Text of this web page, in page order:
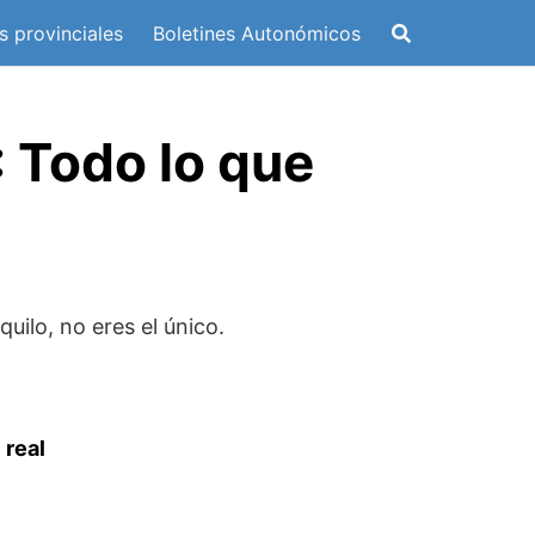
provinciales Boletines Autonómicos
lo que
no eres el único.
real